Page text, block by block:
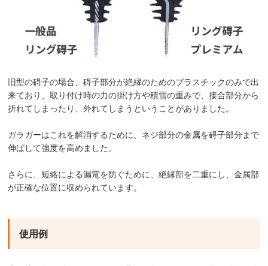
旧型の碍子の場合、碍子部分が絶縁のためのプラスチックのみで出
来ており、取り付け時の力の掛け方や積雪の重みで、接合部分から
折れてしまったり、外れてしまうということがありました。
ガラガーはこれを解消するために、ネジ部分の金属を碍子部分まで
伸ばして強度を高めました。
さらに、短絡による漏電を防ぐために、絶縁部を二重にし、金属部
が正確な位置に収められています。
使用例